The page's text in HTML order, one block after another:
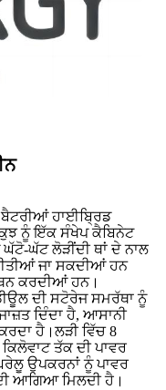
ਹਾਈਬ੍ਰਿਡ
ਨੂੰ ਇੱਕ ਸੰਖੇਪ ਕੈਬਿਨੇਟ
ਘੱਟ ਲੋੜੀਂਦੀ ਥਾਂ ਦੇ ਨਾਲ
ਜਾ ਸਕਦੀਆਂ ਹਨ
ਕਰਦੀਆਂ ਹਨ।
ਦੀ ਸਟੋਰੇਜ ਸਮਰੱਥਾ ਨੂੰ
ਦਿੰਦਾ ਹੈ, ਆਸਾਨੀ
ਹੈ।ਲੜੀ ਵਿੱਚ 8
ਤੱਕ ਦੀ ਪਾਵਰ
ਉਪਕਰਨਾਂ ਨੂੰ ਪਾਵਰ
ਆਗਿਆ ਮਿਲਦੀ ਹੈ।